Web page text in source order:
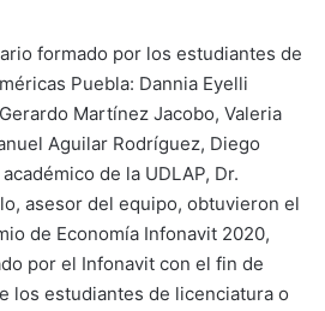
formado por los estudiantes de
Puebla: Dannia Eyelli
Martínez Jacobo, Valeria
Aguilar Rodríguez, Diego
de la UDLAP, Dr.
asesor del equipo, obtuvieron el
de Economía Infonavit 2020,
por el Infonavit con el fin de
los estudiantes de licenciatura o